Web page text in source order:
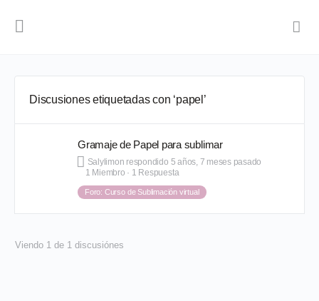
Discusiones etiquetadas con ‘papel’
Gramaje de Papel para sublimar
Salylimon respondido 5 años, 7 meses pasado
1 Miembro · 1 Respuesta
Foro: Curso de Sublimación virtual
Viendo 1 de 1 discusiónes